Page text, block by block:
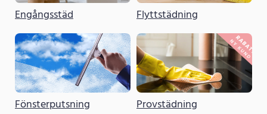
Engångsstäd Flyttstädning
Fönsterputsning Provstädning